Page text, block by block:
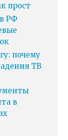
прост
РФ
почему
ТВ
в